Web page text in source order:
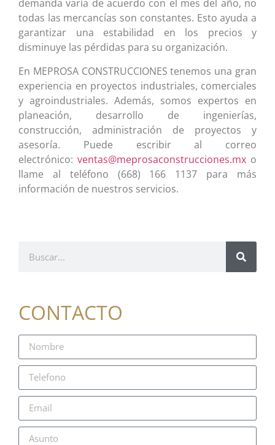
demanda varía de acuerdo con el mes del año, no
todas las mercancías son constantes. Esto ayuda a
garantizar una estabilidad en los precios y
disminuye las pérdidas para su organización.
En MEPROSA CONSTRUCCIONES tenemos una gran
experiencia en proyectos industriales, comerciales
y agroindustriales. Además, somos expertos en
planeación, desarrollo de ingenierías,
construcción, administración de proyectos y
asesoría. Puede escribir al correo
electrónico: ventas@meprosaconstrucciones.mx o
llame al teléfono (668) 166 1137 para más
información de nuestros servicios.
CONTACTO